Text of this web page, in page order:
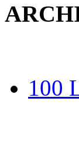
100